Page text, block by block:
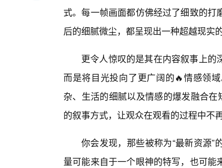
式。每一帧画面都仿佛经过了细致的
后的细腻微尘，都呈现出一种超越现实
更令人惊叹的是其在内容叙事上
而是将目光投向了更广阔的🔥情感领
杂、生活的细腻以及情感的爆发融合
的叙事方式，让观众在观看的过程中不
你会发现，那些被称为“最新资源
量可能来自于一个眼神的特写，也可